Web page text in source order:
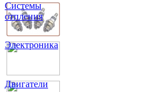
Системы
отпления
Электроника
Двигатели